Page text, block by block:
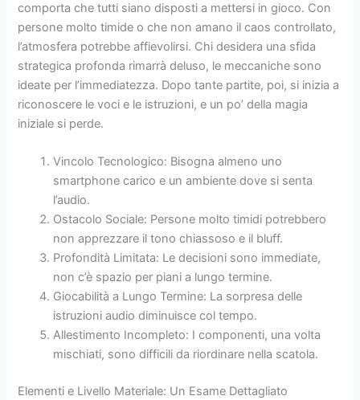
comporta che tutti siano disposti a mettersi in gioco. Con
persone molto timide o che non amano il caos controllato,
l’atmosfera potrebbe affievolirsi. Chi desidera una sfida
strategica profonda rimarrà deluso, le meccaniche sono
ideate per l’immediatezza. Dopo tante partite, poi, si inizia a
riconoscere le voci e le istruzioni, e un po’ della magia
iniziale si perde.
Vincolo Tecnologico: Bisogna almeno uno
smartphone carico e un ambiente dove si senta
l’audio.
Ostacolo Sociale: Persone molto timidi potrebbero
non apprezzare il tono chiassoso e il bluff.
Profondità Limitata: Le decisioni sono immediate,
non c’è spazio per piani a lungo termine.
Giocabilità a Lungo Termine: La sorpresa delle
istruzioni audio diminuisce col tempo.
Allestimento Incompleto: I componenti, una volta
mischiati, sono difficili da riordinare nella scatola.
Elementi e Livello Materiale: Un Esame Dettagliato